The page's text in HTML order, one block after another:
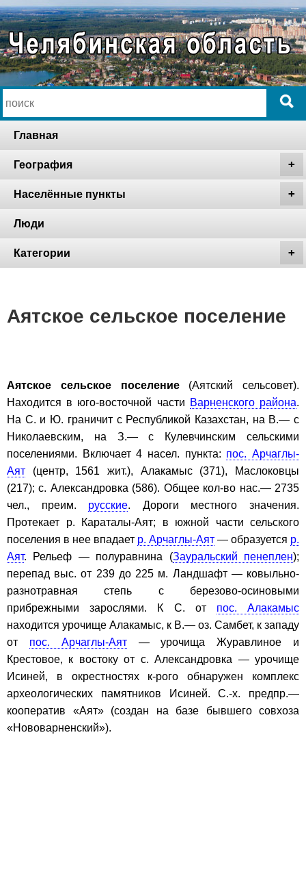
Главная
География
Населённые пункты
Люди
Категории
Аятское сельское поселение
Аятское сельское поселение(Аятский сельсовет).
Находится в юго-восточной части Варненского района.
На С. и Ю. граничит с Республикой Казахстан, на В.— с
Николаевским, на З.— с Кулевчинским сельскими
поселениями. Включает 4 насел. пункта: пос. Арчаглы-
Аят (центр, 1561 жит.), Алакамыс (371), Маслоковцы
(217); с. Александровка (586). Общее кол-во нас.— 2735
чел., преим. русские. Дороги местного значения.
Протекает р. Караталы-Аят; в южной части сельского
поселения в нее впадает р. Арчаглы-Аят — образуется р.
Аят. Рельеф — полуравнина (Зауральский пенеплен);
перепад выс. от 239 до 225 м. Ландшафт — ковыльно-
разнотравная степь с березово-осиновыми
прибрежными зарослями. К С. от пос. Алакамыс
находится урочище Алакамыс, к В.— оз. Самбет, к западу
от пос. Арчаглы-Аят— урочища Журавлиное и
Крестовое, к востоку от с. Александровка — урочище
Исиней, в окрестностях к-рого обнаружен комплекс
археологических памятников Исиней. С.-х. предпр.—
кооператив «Аят» (создан на базе бывшего совхоза
«Нововарненский»).